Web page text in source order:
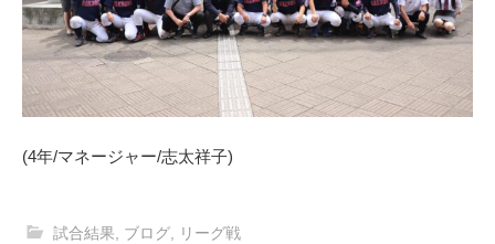
(4年/マネージャー/志太祥子)
試合結果 ブログ リーグ戦